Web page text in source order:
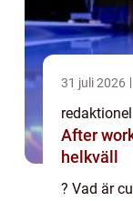
31 juli 2026
redaktionel
After work
helkväll
? Vad är